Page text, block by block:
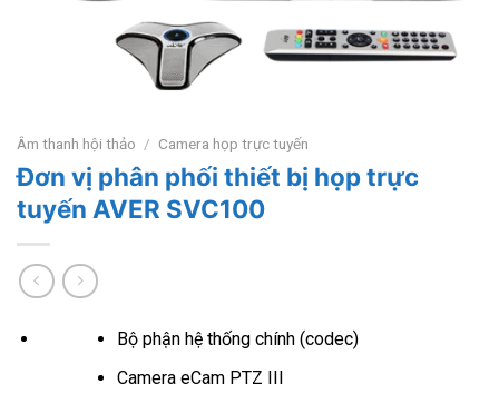
Âm thanh hội thảo / Camera họp trực tuyến
Đơn vị phân phối thiết bị họp trực
tuyến AVER SVC100
Bộ phận hệ thống chính (codec)
Camera eCam PTZ III